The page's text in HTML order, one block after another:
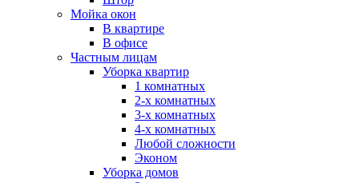
Мойка окон
В квартире
В офисе
Частным лицам
Уборка квартир
1 комнатных
2-х комнатных
3-х комнатных
4-х комнатных
Любой сложности
Эконом
Уборка домов